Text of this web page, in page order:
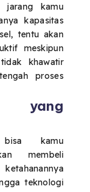
kamu
kapasitas
tentu akan
meskipun
khawatir
proses
yang
kamu
membeli
teknologi